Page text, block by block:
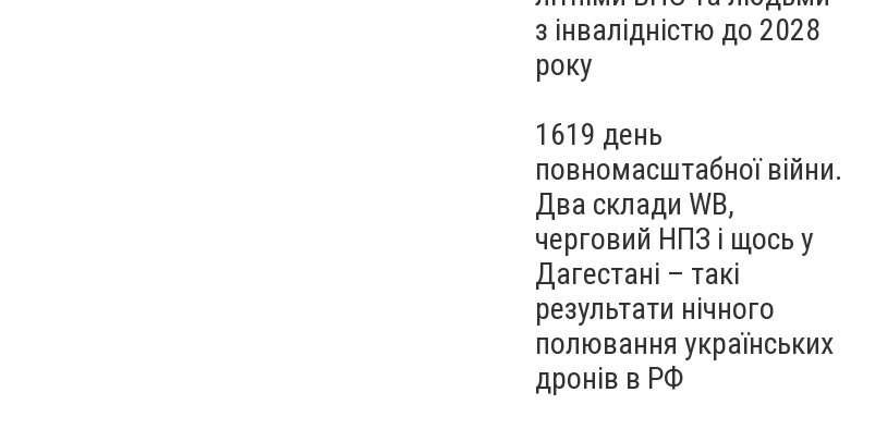
з інвалідністю до 2028
року
1619 день
повномасштабної війни.
Два склади WB,
черговий НПЗ і щось у
Дагестані – такі
результати нічного
полювання українських
дронів в РФ